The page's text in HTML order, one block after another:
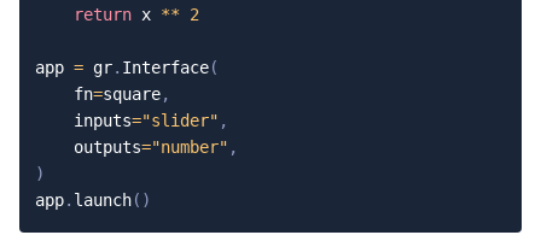
return x ** 2
app = gr. Interface(
    fn
=square,
    inputs
="slider" ,
    outputs
="number" ,
)
app. launch( )